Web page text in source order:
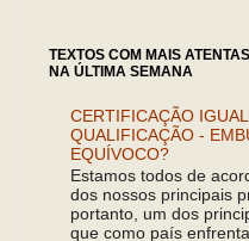
TEXTOS COM MAIS
NA ÚLTIMA SEMANA
CERTIFICAÇÃO IGUAL
QUALIFICAÇÃO -
EQUÍVOCO?
Estamos todos de
dos nossos principais
portanto, um dos
que como país